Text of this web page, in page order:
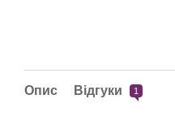
Опис Відгуки 1